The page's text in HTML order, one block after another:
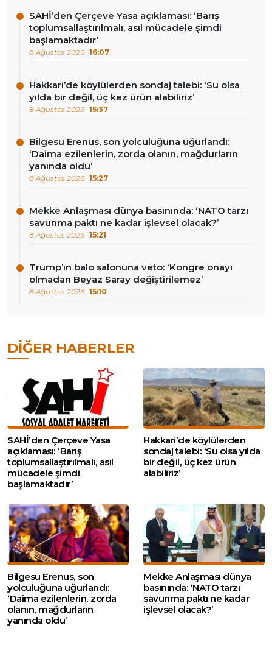
SAHİ’den Çerçeve Yasa açıklaması: ‘Barış
toplumsallaştırılmalı, asıl mücadele şimdi
başlamaktadır’
8 Ağustos 2026 16:07
Hakkari’de köylülerden sondaj talebi: ‘Su olsa
yılda bir değil, üç kez ürün alabiliriz’
8 Ağustos 2026 15:37
Bilgesu Erenus, son yolculuğuna uğurlandı:
‘Daima ezilenlerin, zorda olanın, mağdurların
yanında oldu’
8 Ağustos 2026 15:27
Mekke Anlaşması dünya basınında: ‘NATO tarzı
savunma paktı ne kadar işlevsel olacak?’
8 Ağustos 2026 15:21
Trump’ın balo salonuna veto: ‘Kongre onayı
olmadan Beyaz Saray değiştirilemez’
8 Ağustos 2026 15:10
DIĞER HABERLER
SAHİ’den Çerçeve Yasa
açıklaması: ‘Barış
toplumsallaştırılmalı, asıl
mücadele şimdi
başlamaktadır’
Hakkari’de köylülerden
sondaj talebi: ‘Su olsa yılda
bir değil, üç kez ürün
alabiliriz’
Bilgesu Erenus, son
yolculuğuna uğurlandı:
‘Daima ezilenlerin, zorda
olanın, mağdurların
yanında oldu’
Mekke Anlaşması dünya
basınında: ‘NATO tarzı
savunma paktı ne kadar
işlevsel olacak?’